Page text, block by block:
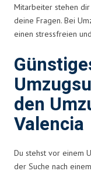
Mitarbeiter stehen
deine Fragen. Bei
einen stressfreien
den
Valencia
Du stehst vor einem
der Suche nach